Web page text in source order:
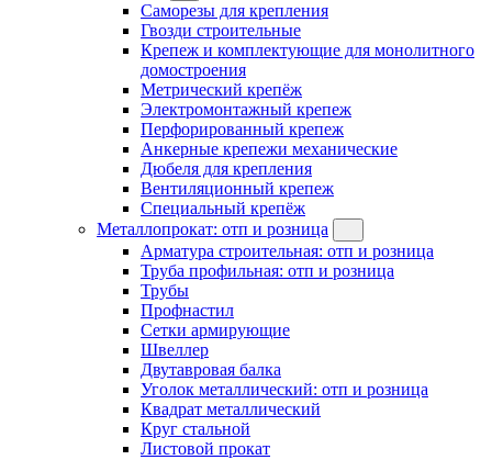
Саморезы для крепления
Гвозди строительные
Крепеж и комплектующие для монолитного
домостроения
Метрический крепёж
Электромонтажный крепеж
Перфорированный крепеж
Анкерные крепежи механические
Дюбеля для крепления
Вентиляционный крепеж
Специальный крепёж
Металлопрокат: отп и розница
Арматура строительная: отп и розница
Труба профильная: отп и розница
Трубы
Профнастил
Сетки армирующие
Швеллер
Двутавровая балка
Уголок металлический: отп и розница
Квадрат металлический
Круг стальной
Листовой прокат